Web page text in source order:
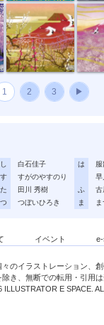
1 2 3 ▶
し
白石佳子
す
すがのやすのり
た
田川 秀樹
つ
つぼいひろき
は
早
ふ
古
ま
イベント
々のイラストレーション、
き、無断での転用・引用
E SPACE.